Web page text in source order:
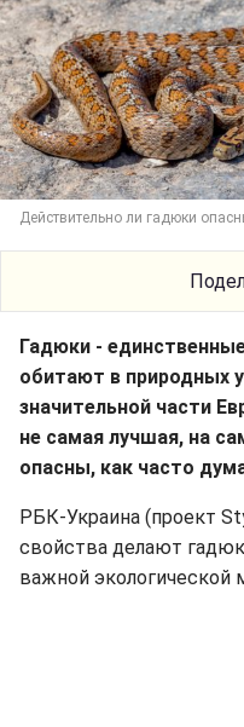
Действительно ли гадюки
Гадюки -
обитают в природных
значительной части
не самая лучшая, на
опасны, как часто
РБК-Украина (проект
свойства делают
важной экологической